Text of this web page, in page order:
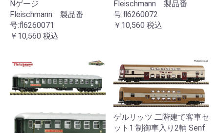
Nゲージ
Fleischmann 製品番
号:fl6260071
￥10,560 税込
Fleischmann 製品番
号:fl6260072
￥10,560 税込
ゲルリッツ 二階建て客車セ
ット1 制御車入り2輌 Senf